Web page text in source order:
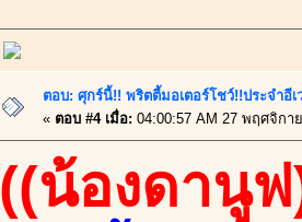
ตอบ: ศุกร์นี้!! พริตตี้มอเตอร์โชว์!!ประจำอี
« ตอบ #4 เมื่อ: 04:00:57 AM 27 พฤศจิกา
((น้องดานู